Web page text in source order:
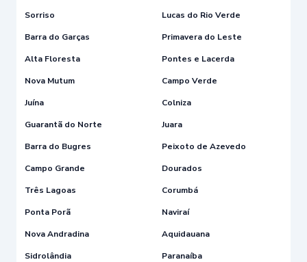
Sorriso
Lucas do Rio Verde
Barra do Garças
Primavera do Leste
Alta Floresta
Pontes e Lacerda
Nova Mutum
Campo Verde
Juína
Colniza
Guarantã do Norte
Juara
Barra do Bugres
Peixoto de Azevedo
Campo Grande
Dourados
Três Lagoas
Corumbá
Ponta Porã
Naviraí
Nova Andradina
Aquidauana
Sidrolândia
Paranaíba